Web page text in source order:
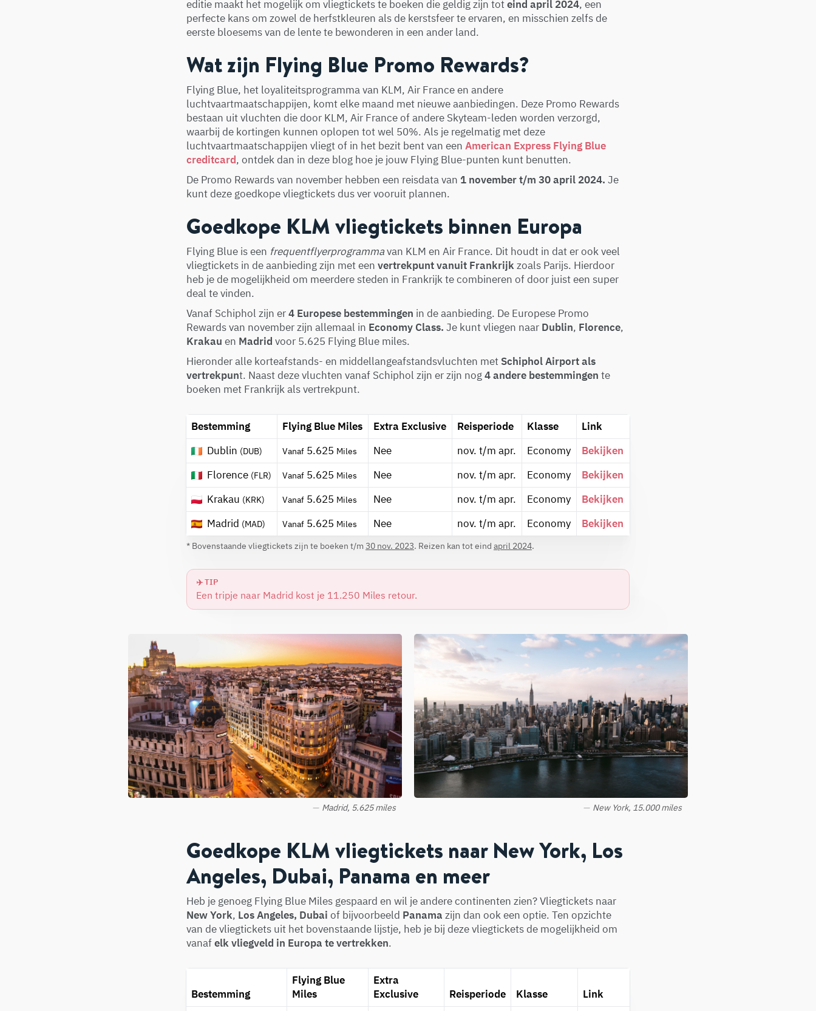
editie maakt het mogelijk om vliegtickets te boeken die geldig zijn toteind april 2024, een
perfecte kans om zowel de herfstkleuren als de kerstsfeer te ervaren, en misschien zelfs de
eerste bloesems van de lente te bewonderen in een ander land.
Wat zijn Flying Blue Promo Rewards?
Flying Blue, het loyaliteitsprogramma van KLM, Air France en andere
luchtvaartmaatschappijen, komt elke maand met nieuwe aanbiedingen. Deze Promo Rewards
bestaan uit vluchten die door KLM, Air France of andere Skyteam-leden worden verzorgd,
waarbij de kortingen kunnen oplopen tot wel 50%. Als je regelmatig met deze
luchtvaartmaatschappijen vliegt of in het bezit bent van een American Express Flying Blue
creditcard, ontdek dan in deze blog hoe je jouw Flying Blue-punten kunt benutten.
De Promo Rewards van november hebben een reisdata van 1 november t/m 30 april 2024. Je
kunt deze goedkope vliegtickets dus ver vooruit plannen.
Goedkope KLM vliegtickets binnen Europa
Flying Blue is een frequentflyerprogrammavan KLM en Air France. Dit houdt in dat er ook veel
vliegtickets in de aanbieding zijn met een vertrekpunt vanuit Frankrijkzoals Parijs. Hierdoor
heb je de mogelijkheid om meerdere steden in Frankrijk te combineren of door juist een super
deal te vinden.
Vanaf Schiphol zijn er4 Europese bestemmingen in de aanbieding. De Europese Promo
Rewards van november zijn allemaal in Economy Class. Je kunt vliegen naar Dublin, Florence,
Krakau en Madrid voor 5.625 Flying Blue miles.
Hieronder alle korteafstands- en middellangeafstandsvluchten met Schiphol Airport als
vertrekpunt. Naast deze vluchten vanaf Schiphol zijn er zijn nog4 andere bestemmingen te
boeken met Frankrijk als vertrekpunt.
Bestemming Flying Blue Miles Extra Exclusive Reisperiode Klasse
Link
Dublin (DUB) Vanaf5.625 Miles Nee nov. t/m apr. Economy
Bekijken
Florence (FLR) Vanaf5.625 Miles Nee nov. t/m apr. Economy
Bekijken
Krakau (KRK) Vanaf5.625 Miles Nee nov. t/m apr. Economy
Bekijken
Madrid (MAD) Vanaf5.625 Miles Nee nov. t/m apr. Economy Bekijken
* Bovenstaande vliegtickets zijn te boeken t/m 30 nov. 2023. Reizen kan tot eind april 2024.
✈️ TIP
Een tripje naar Madrid kost je 11.250 Miles retour.
Madrid, 5.625 miles New York, 15.000 miles
Goedkope KLM vliegtickets naar New York, Los
Angeles, Dubai, Panama en meer
Heb je genoeg Flying Blue Miles gespaard en wil je andere continenten zien? Vliegtickets naar
New York, Los Angeles, Dubai of bijvoorbeeld Panama zijn dan ook een optie. Ten opzichte
van de vliegtickets uit het bovenstaande lijstje, heb je bij deze vliegtickets de mogelijkheid om
vanafelk vliegveld in Europa te vertrekken.
Bestemming
Flying Blue
Miles
Extra
Exclusive
Reisperiode Klasse
Link